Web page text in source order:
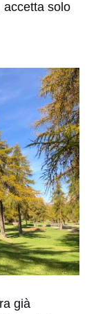
accetta solo
già